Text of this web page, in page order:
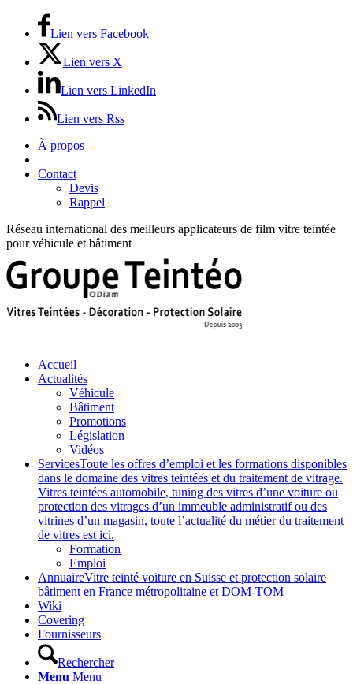
Lien vers Facebook
Lien vers X
Lien vers LinkedIn
Lien vers Rss
À propos
Contact
Devis
Rappel
Réseau international des meilleurs applicateurs de film vitre teintée
pour véhicule et bâtiment
Accueil
Actualités
Véhicule
Bâtiment
Promotions
Législation
Vidéos
ServicesToute les offres d’emploi et les formations disponibles
dans le domaine des vitres teintées et du traitement de vitrage.
Vitres teintées automobile, tuning des vitres d’une voiture ou
protection des vitrages d’un immeuble administratif ou des
vitrines d’un magasin, toute l’actualité du métier du traitement
de vitres est ici.
Formation
Emploi
AnnuaireVitre teinté voiture en Suisse et protection solaire
bâtiment en France métropolitaine et DOM-TOM
Wiki
Covering
Fournisseurs
Rechercher
Menu Menu